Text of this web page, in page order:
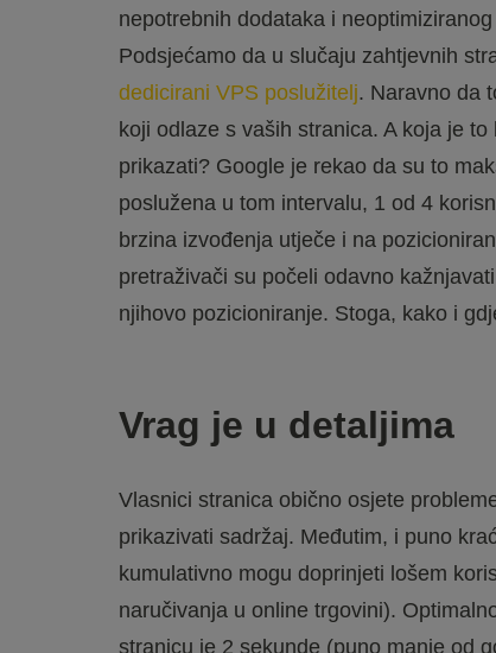
nepotrebnih dodataka i
Podsjećamo da u slučaju zahtjevnih
dedicirani VPS poslužitelj. Naravno da
koji odlaze s vaših stranica. A koja je
prikazati? Google je rekao da su to
poslužena u tom intervalu, 1 od 4
brzina izvođenja utječe i na
pretraživači su počeli odavno
njihovo pozicioniranje. Stoga, kako i
Vrag je u detaljima
Vlasnici stranica obično osjete
prikazivati sadržaj. Međutim, i puno
kumulativno mogu doprinjeti lošem
naručivanja u online trgovini).
stranicu je 2 sekunde (puno manje od